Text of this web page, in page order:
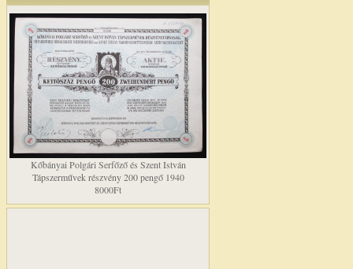
Kőbányai Polgári Serfőző és Szent István
Tápszerművek részvény 200 pengő 1940
8000Ft